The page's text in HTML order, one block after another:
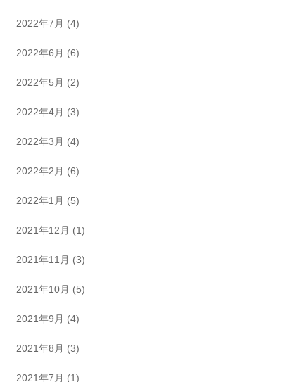
2022年7月 (4)
2022年6月 (6)
2022年5月 (2)
2022年4月 (3)
2022年3月 (4)
2022年2月 (6)
2022年1月 (5)
2021年12月 (1)
2021年11月 (3)
2021年10月 (5)
2021年9月 (4)
2021年8月 (3)
2021年7月 (1)